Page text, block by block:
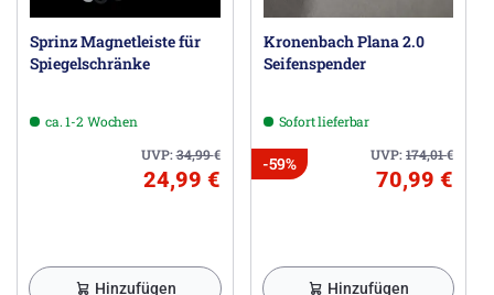
Sprinz Magnetleiste für
Spiegelschränke
ca. 1-2 Wochen
UVP:34,99€
24,99 €
Hinzufügen
Kronenbach Plana 2.0
Seifenspender
Sofort lieferbar
UVP:174,01€
-59%
70,99 €
Hinzufügen